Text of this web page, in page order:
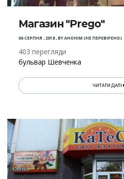
Магазин "Prego"
06 СЕРПНЯ , 2018,BYАНОНІМ (НЕ ПЕРЕВІРЕНО)
403 перегляди
бульвар Шевченка
ЧИТАТИ ДАЛІ